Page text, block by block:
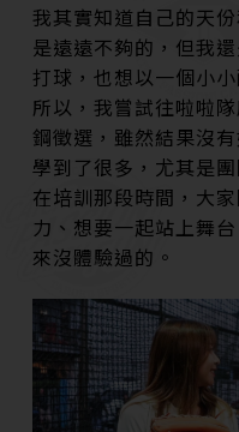
我其實知道自己的天
是遠遠不夠的，但我
打球，也想以一個小
所以，我嘗試往啦啦
鋼徵選，雖然結果沒
學到了很多，尤其是團
在培訓那段時間，大
力、想要一起站上舞
來沒體驗過的。